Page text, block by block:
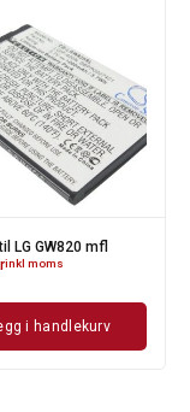
Batteri til LG